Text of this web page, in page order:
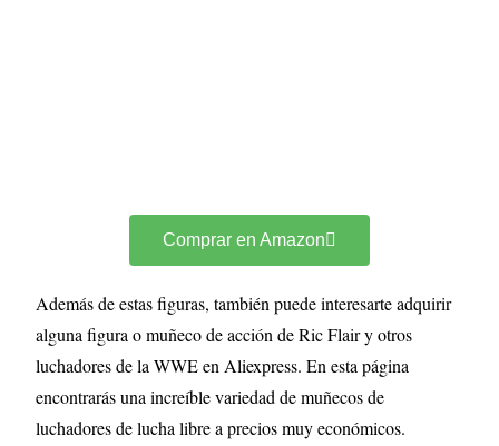
Comprar en Amazon
Además de estas figuras, también puede interesarte adquirir
alguna figura o muñeco de acción de Ric Flair y otros
luchadores de la WWE en Aliexpress. En esta página
encontrarás una increíble variedad de muñecos de
luchadores de lucha libre a precios muy económicos.